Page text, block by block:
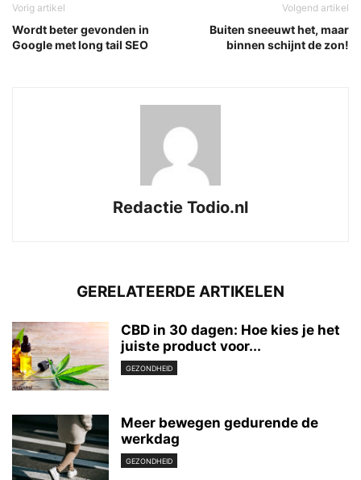
Vorig artikel
Wordt beter gevonden in
Google met long tail SEO
Volgend artikel
Buiten sneeuwt het, maar
binnen schijnt de zon!
Redactie Todio.nl
GERELATEERDE ARTIKELEN
CBD in 30 dagen: Hoe kies je het
juiste product voor...
GEZONDHEID
Meer bewegen gedurende de
werkdag
GEZONDHEID